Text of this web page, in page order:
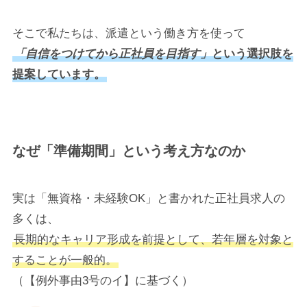
そこで私たちは、派遣という働き方を使って
「自信をつけてから正社員を目指す」という選択肢を
提案しています。
なぜ「準備期間」という考え方なのか
実は「無資格・未経験OK」と書かれた正社員求人の
多くは、
長期的なキャリア形成を前提として、若年層を対象と
することが一般的。
（【例外事由3号のイ】に基づく）